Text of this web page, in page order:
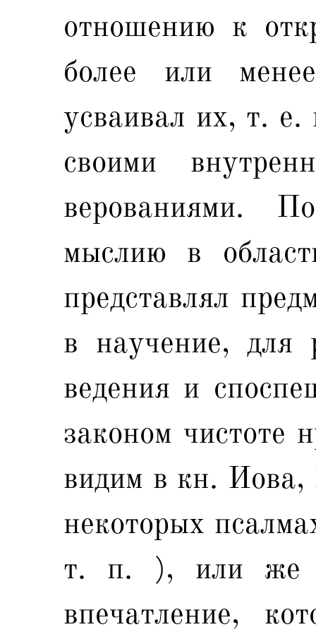
отношению к
более или
усваивал их, т. е.
своими
верованиями.
мыслию в
представлял
в научение, для
ведения и
законом чистоте
видим в кн. Иова,
некоторых
т. п. ), или же
впечатление,